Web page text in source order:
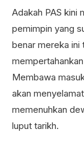
Adakah PAS kini
pemimpin yang
benar mereka ini
Membawa
akan
memenuhkan
luput tarikh.